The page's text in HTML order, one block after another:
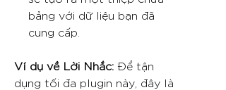
bảng với dữ liệu bạn đã
cung cấp.
Ví dụ về Lời Nhắc: Để tận
dụng tối đa plugin này, đây là